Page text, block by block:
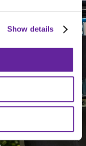
Show details